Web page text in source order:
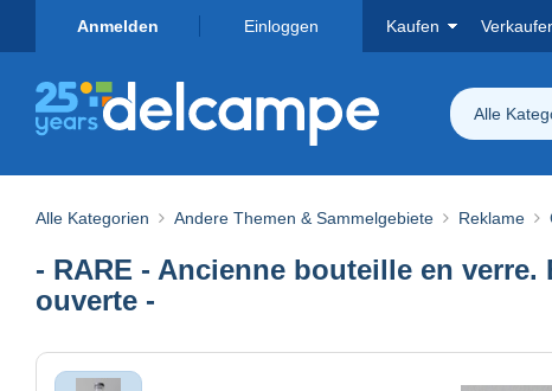
Anmelden Einloggen Kaufen
Alle
Alle Kategorien Andere Themen & Sammelgebiete Reklame
- RARE - Ancienne bouteille en
ouverte -